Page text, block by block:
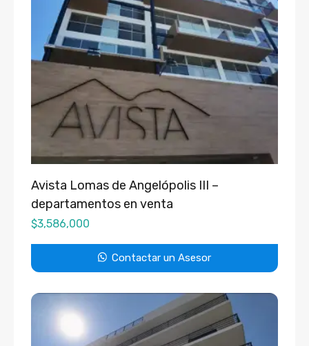
Avista Lomas de Angelópolis III –
departamentos en venta
$3,586,000
Contactar un Asesor